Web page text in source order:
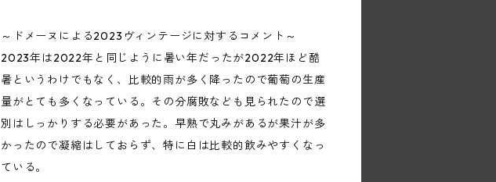
～ドメーヌによる2023ヴィンテージに対するコメント～
2023年は2022年と同じように暑い年だったが2022年ほど酷
暑というわけでもなく、比較的雨が多く降ったので葡萄の生産
量がとても多くなっている。その分腐敗なども見られたので選
別はしっかりする必要があった。早熟で丸みがあるが果汁が多
かったので凝縮はしておらず、特に白は比較的飲みやすくなっ
ている。